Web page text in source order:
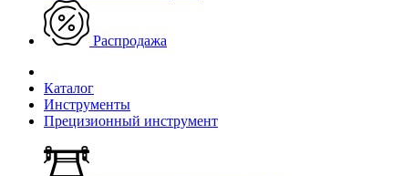
Распродажа
Каталог
Инструменты
Прецизионный инструмент